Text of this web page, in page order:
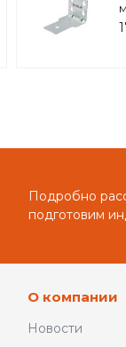
Подробно
подготовим
О компании
Новости